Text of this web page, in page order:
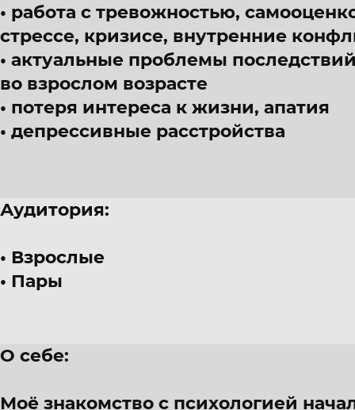
работа с тревожностью,
стрессе, кризисе, внутренние
актуальные проблемы
во взрослом возрасте
потеря интереса к жизни, апатия
депрессивные расстройства
Аудитория:
Взрослые
Пары
О себе:
Моё знакомство с психологией